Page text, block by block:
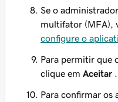
Se o
multifator (MFA),
configure o
Para permitir que
clique em Aceitar
Para confirmar os